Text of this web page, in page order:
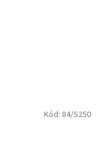
Kód: 84/S250